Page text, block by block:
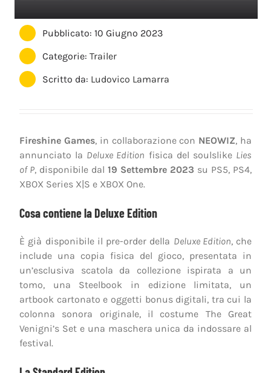
Pubblicato: 10 Giugno 2023
Categorie:Trailer
Scritto da: Ludovico Lamarra
Fireshine Games, in collaborazione con NEOWIZ, ha
annunciato la Deluxe Edition fisica del soulslike Lies
of P, disponibile dal 19 Settembre 2023 su PS5, PS4,
XBOX Series X|S e XBOX One.
Cosa contiene la Deluxe Edition
È già disponibile il pre-order della Deluxe Edition, che
include una copia fisica del gioco, presentata in
un’esclusiva scatola da collezione ispirata a un
tomo, una Steelbook in edizione limitata, un
artbook cartonato e oggetti bonus digitali, tra cui la
colonna sonora originale, il costume The Great
Venigni’s Set e una maschera unica da indossare al
festival.